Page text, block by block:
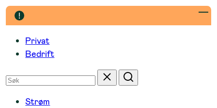
Hopp
til
innholdPrivat
Bedrift
Søk
etter
Tilbakestill
Søk
Strøm